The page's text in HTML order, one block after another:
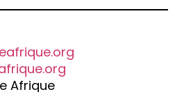
Afrique